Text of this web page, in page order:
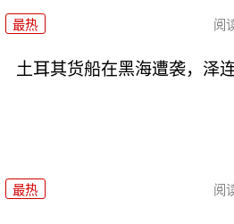
最热 阅
土耳其货船在黑海遭袭，泽
最热 阅